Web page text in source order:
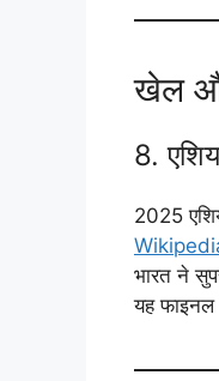
खेल
8.
2025
भारत ने
यह फाइनल